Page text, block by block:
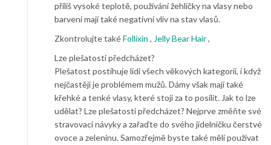
příliš vysoké teplotě, používání žehličky na vlasy nebo
barvení mají také negativní vliv na stav vlasů.
Zkontrolujte takéFollixin , Jelly Bear Hair,
Lze plešatosti předcházet?
Plešatost postihuje lidi všech věkových kategorií, i když
nejčastěji je problémem mužů. Dámy však mají také
křehké a tenké vlasy, které stojí za to posílit. Jak to lze
udělat? Lze plešatosti předcházet? Nejprve změňte své
stravovací návyky a zařaďte do svého jídelníčku čerstvé
ovoce a zeleninu. Samozřejmě byste také měli používat